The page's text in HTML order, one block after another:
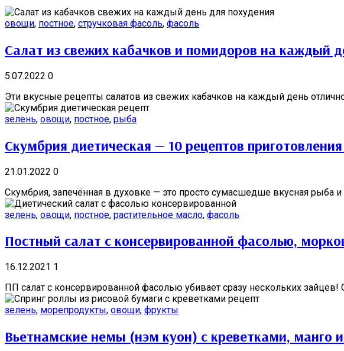
овощи, постное, стручковая фасоль, фасоль
Салат из свежих кабачков и помидоров на каждый
5.07.2022 0
Эти вкусные рецепты салатов из свежих кабачков на каждый день
зелень, овощи, постное, рыба
Скумбрия диетическая — 10 рецептов
21.01.2022 0
Скумбрия, запечённая в духовке — это просто сумасшедше вкусная рыба и
зелень, овощи, постное, растительное масло, фасоль
Постный салат с консервированной фасолью,
16.12.2021 1
ПП салат с консервированной фасолью убивает сразу нескольких
зелень, морепродукты, овощи, фрукты
Вьетнамские немы (нэм куон) с креветками, манго